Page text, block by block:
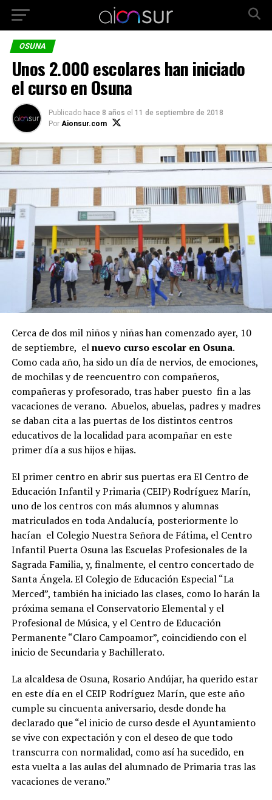
OSUNA
Unos 2.000 escolares han iniciado
el curso en Osuna
Publicado hace 8 años el 11 de septiembre de 2018
Por Aionsur.com
Cerca de dos mil niños y niñas han comenzado ayer, 10
de septiembre, elnuevo curso escolar en Osuna.
Como cada año, ha sido un día de nervios, de emociones,
de mochilas y de reencuentro con compañeros,
compañeras y profesorado, tras haber puesto fin a las
vacaciones de verano. Abuelos, abuelas, padres y madres
se daban cita a las puertas de los distintos centros
educativos de la localidad para acompañar en este
primer día a sus hijos e hijas.
El primer centro en abrir sus puertas era El Centro de
Educación Infantil y Primaria (CEIP) Rodríguez Marín,
uno de los centros con más alumnos y alumnas
matriculados en toda Andalucía, posteriormente lo
hacían el Colegio Nuestra Señora de Fátima, el Centro
Infantil Puerta Osuna las Escuelas Profesionales de la
Sagrada Familia, y, finalmente, el centro concertado de
Santa Ángela. El Colegio de Educación Especial “La
Merced”, también ha iniciado las clases, como lo harán la
próxima semana el Conservatorio Elemental y el
Profesional de Música, y el Centro de Educación
Permanente “Claro Campoamor”, coincidiendo con el
inicio de Secundaria y Bachillerato.
La alcaldesa de Osuna, Rosario Andújar, ha querido estar
en este día en el CEIP Rodríguez Marín, que este año
cumple su cincuenta aniversario, desde donde ha
declarado que “el inicio de curso desde el Ayuntamiento
se vive con expectación y con el deseo de que todo
transcurra con normalidad, como así ha sucedido, en
esta vuelta a las aulas del alumnado de Primaria tras las
vacaciones de verano.”